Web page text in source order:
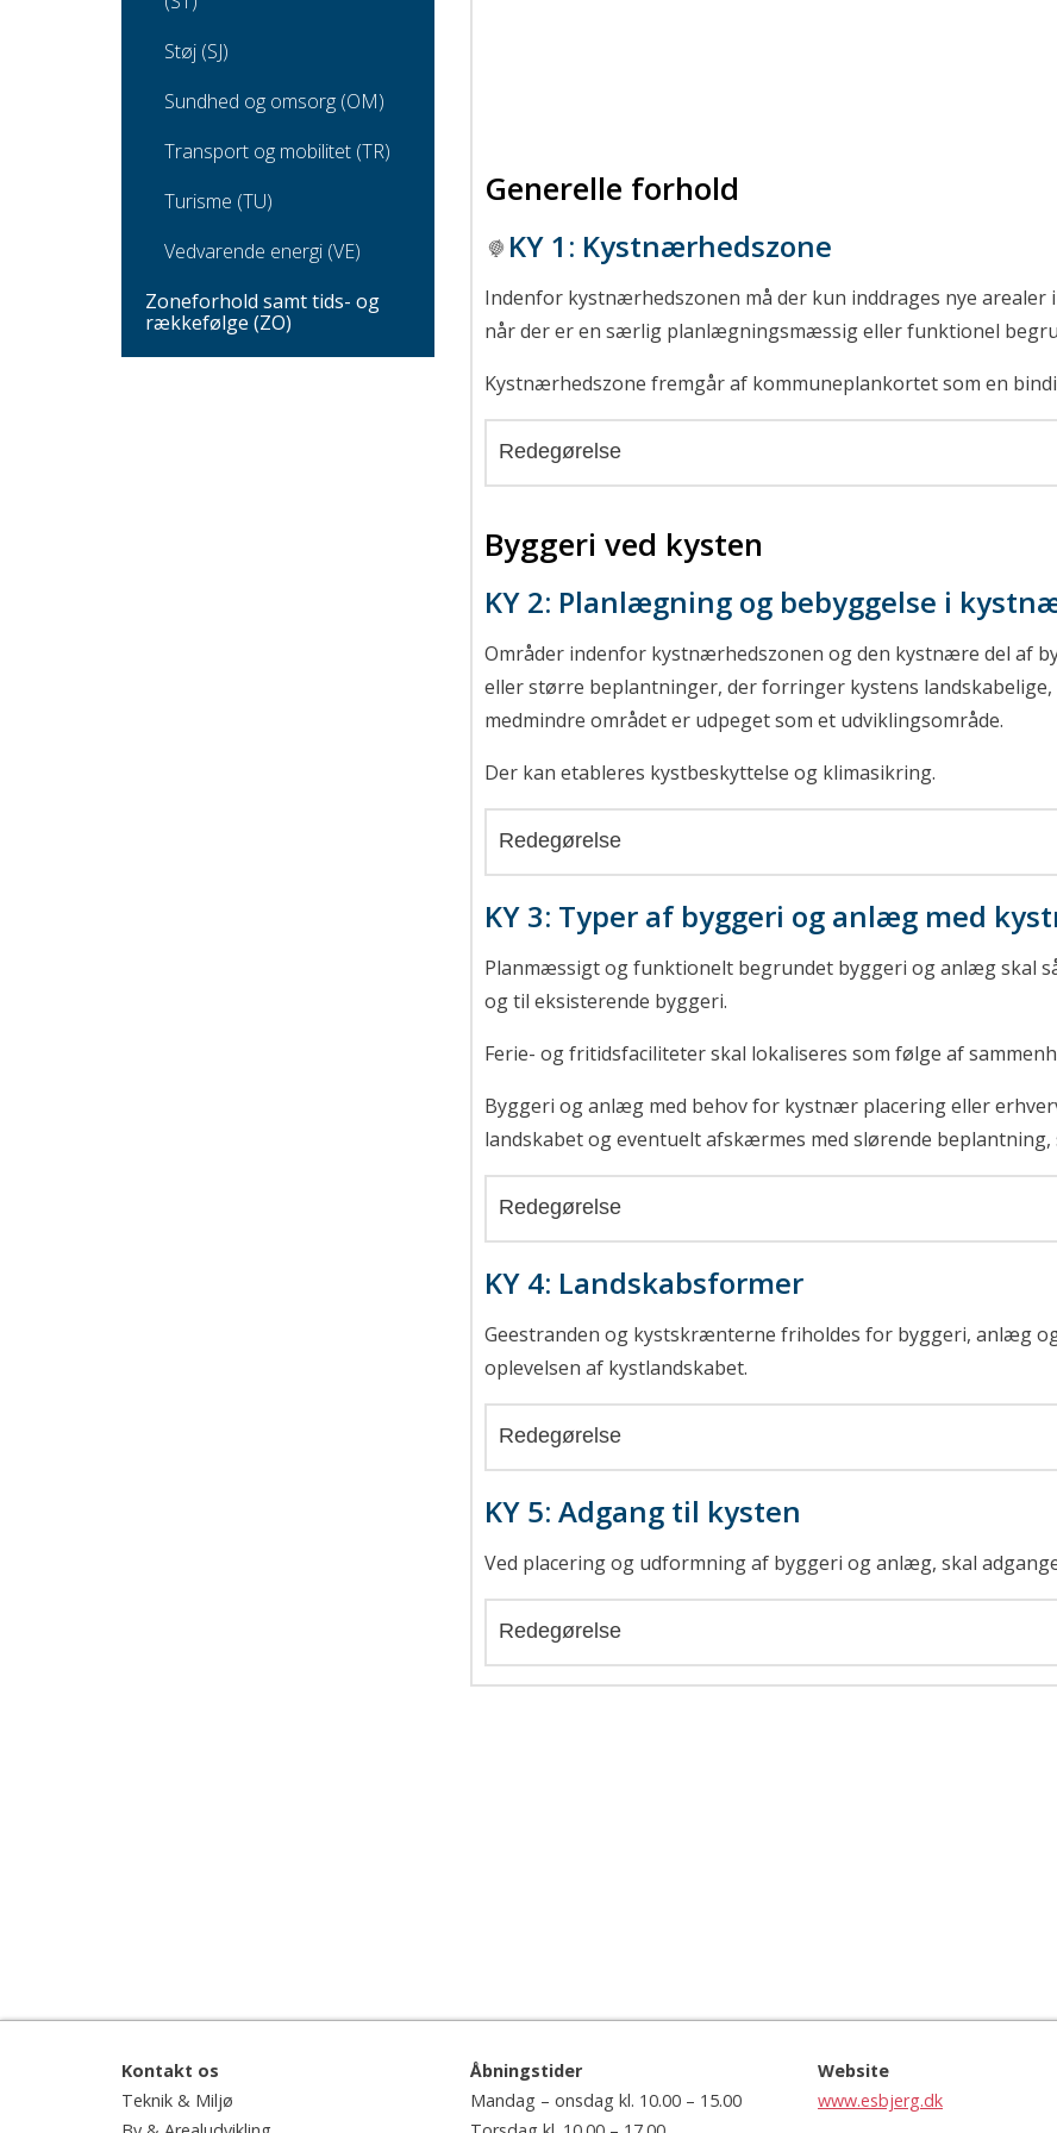
Støj (SJ)
Sundhed og omsorg (OM)
Transport og mobilitet (TR)
Turisme (TU)
Vedvarende energi (VE)
Zoneforhold samt tids- og
rækkefølge (ZO)
Generelle forhold
KY 1: Kystnærhedszone
Indenfor kystnærhedszonen må der kun inddrages nye
når der er en særlig planlægningsmæssig eller funktionel
Kystnærhedszone fremgår af kommuneplankortet som en
Redegørelse
Byggeri ved kysten
KY 2: Planlægning og bebyggelse i
Områder indenfor kystnærhedszonen og den kystnære del af
eller større beplantninger, der forringer kystens
medmindre området er udpeget som et udviklingsområde.
Der kan etableres kystbeskyttelse og klimasikring.
Redegørelse
KY 3: Typer af byggeri og anlæg med
Planmæssigt og funktionelt begrundet byggeri og anlæg skal
og til eksisterende byggeri.
Ferie- og fritidsfaciliteter skal lokaliseres som følge af
Byggeri og anlæg med behov for kystnær placering eller
landskabet og eventuelt afskærmes med slørende
Redegørelse
KY 4: Landskabsformer
Geestranden og kystskrænterne friholdes for byggeri, anlæg
oplevelsen af kystlandskabet.
Redegørelse
KY 5: Adgang til kysten
Ved placering og udformning af byggeri og anlæg, skal
Redegørelse
Kontakt os
Teknik & Miljø
Åbningstider
Mandag – onsdag kl. 10.00 – 15.00
Website
www.esbjerg.dk